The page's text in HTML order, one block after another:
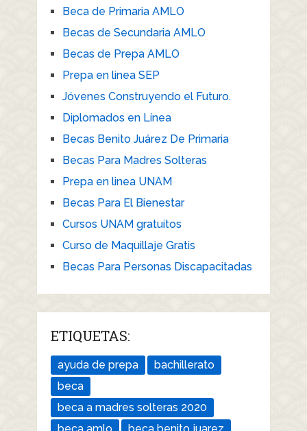
Beca de Primaria AMLO
Becas de Secundaria AMLO
Becas de Prepa AMLO
Prepa en linea SEP
Jóvenes Construyendo el Futuro.
Diplomados en Línea
Becas Benito Juárez De Primaria
Becas Para Madres Solteras
Prepa en linea UNAM
Becas Para El Bienestar
Cursos UNAM gratuitos
Curso de Maquillaje Gratis
Becas Para Personas Discapacitadas
ETIQUETAS:
ayuda de prepa
bachillerato
beca
beca a madres solteras 2020